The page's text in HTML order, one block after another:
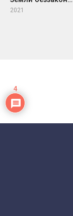
2021
4